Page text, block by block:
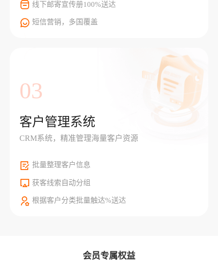
线下邮寄宣传册100%送达
短信营销，多国覆盖
03
客户管理系统
CRM系统，精准管理海量客户资源
批量整理客户信息
获客线索自动分组
根据客户分类批量触达%送达
会员专属权益